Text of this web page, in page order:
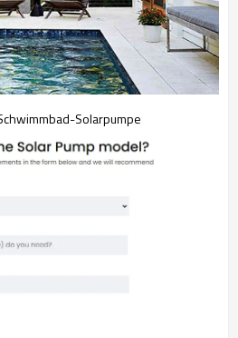
Solarpumpe